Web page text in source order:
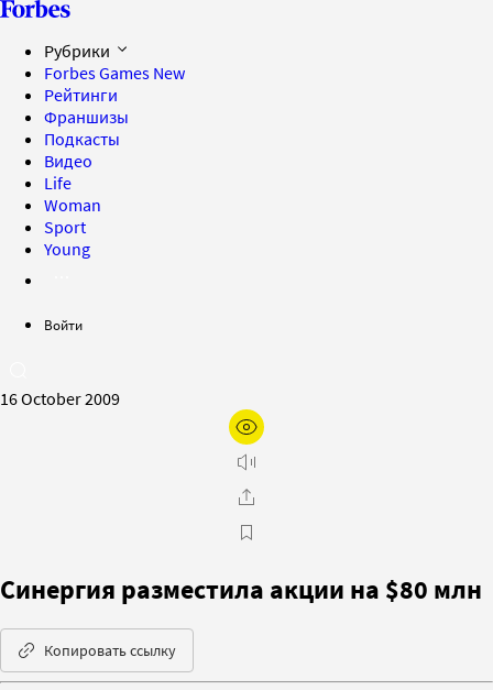
Рубрики
Forbes Games New
Рейтинги
Франшизы
Подкасты
Видео
Life
Woman
Sport
Young
Войти
16 October 2009
Синергия разместила акции на $80 млн
Копировать ссылку